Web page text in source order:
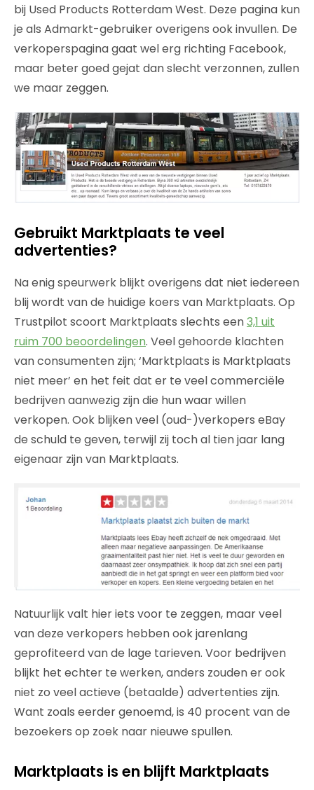
bij Used Products Rotterdam West. Deze pagina kun
je als Admarkt-gebruiker overigens ook invullen. De
verkoperspagina gaat wel erg richting Facebook,
maar beter goed gejat dan slecht verzonnen, zullen
we maar zeggen.
Gebruikt Marktplaats te veel
advertenties?
Na enig speurwerk blijkt overigens dat niet iedereen
blij wordt van de huidige koers van Marktplaats. Op
Trustpilot scoort Marktplaats slechts een3,1 uit
ruim 700 beoordelingen. Veel gehoorde klachten
van consumenten zijn; ‘Marktplaats is Marktplaats
niet meer’ en het feit dat er te veel commerciële
bedrijven aanwezig zijn die hun waar willen
verkopen. Ook blijken veel (oud-)verkopers eBay
de schuld te geven, terwijl zij toch al tien jaar lang
eigenaar zijn van Marktplaats.
Natuurlijk valt hier iets voor te zeggen, maar veel
van deze verkopers hebben ook jarenlang
geprofiteerd van de lage tarieven. Voor bedrijven
blijkt het echter te werken, anders zouden er ook
niet zo veel actieve (betaalde) advertenties zijn.
Want zoals eerder genoemd, is 40 procent van de
bezoekers op zoek naar nieuwe spullen.
Marktplaats is en blijft Marktplaats